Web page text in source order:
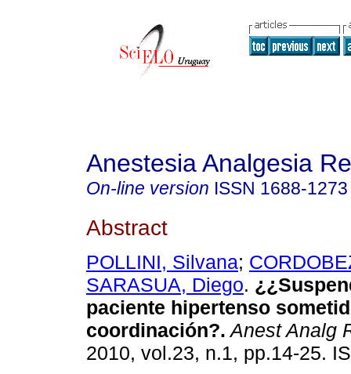
Anestesia Analgesia
On-line version ISSN 1688-1273
Abstract
POLLINI, Silvana;
SARASUA, Diego.
paciente hipertenso
coordinación?. Anest Analg
2010, vol.23, n.1, pp.14-25.